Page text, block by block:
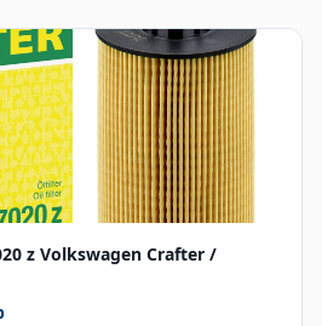
z Volkswagen Crafter /